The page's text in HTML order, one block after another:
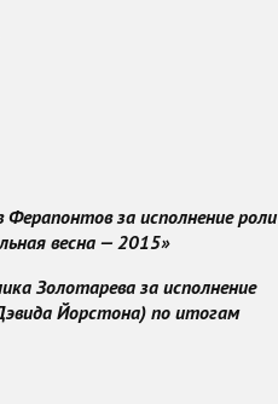
за исполнение роли
весна — 2015»
Золотарева за исполнение
Йорстона)по итогам